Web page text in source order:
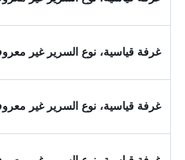
غرفة قياسية، نوع السرير غير
غرفة قياسية، نوع السرير غير